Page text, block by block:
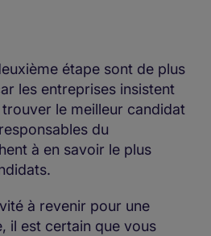
étape sont de plus
les entreprises insistent
le meilleur candidat
du
à en savoir le plus
à revenir pour une
il est certain que vous